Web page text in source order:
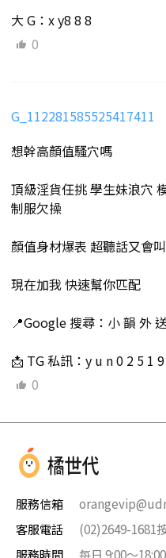
大 G：x y8 8 8
0
G_112281585525417411
想幹高顏值騷穴嗎
頂級淫貨任挑 學生妹浪穴
制服欠操
顏值身材爆表 超聽話又會
現在加我 快速幫你匹配
📍Google 搜尋：小 韻 外
📩 TG 私訊：y u n 0 2 5 1 9
0
服務信箱
客服電話
(02)2649-1681
服務時間
每日 9:00～18:00